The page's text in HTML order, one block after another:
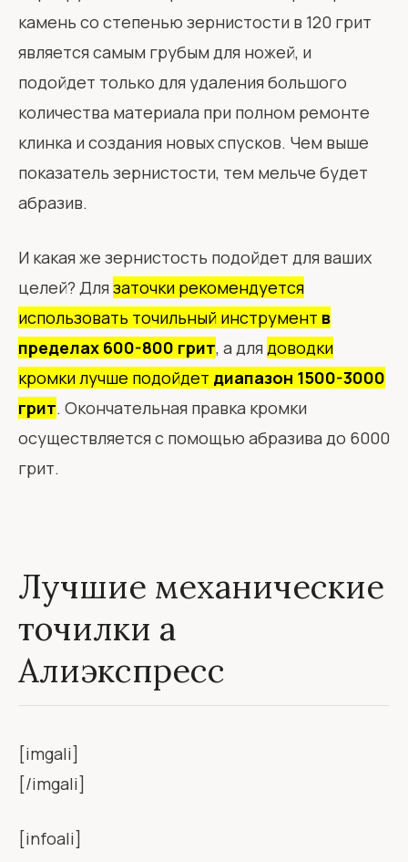
камень со степенью зернистости в 120 грит
является самым грубым для ножей, и
подойдет только для удаления большого
количества материала при полном ремонте
клинка и создания новых спусков. Чем выше
показатель зернистости, тем мельче будет
абразив.
И какая же зернистость подойдет для ваших
целей? Для заточки рекомендуется
использовать точильный инструмент в
пределах 600-800 грит, а для доводки
кромки лучше подойдет диапазон 1500-3000
грит. Окончательная правка кромки
осуществляется с помощью абразива до 6000
грит.
Лучшие механические
точилки а
Алиэкспресс
[imgali]
[/imgali]
[infoali]